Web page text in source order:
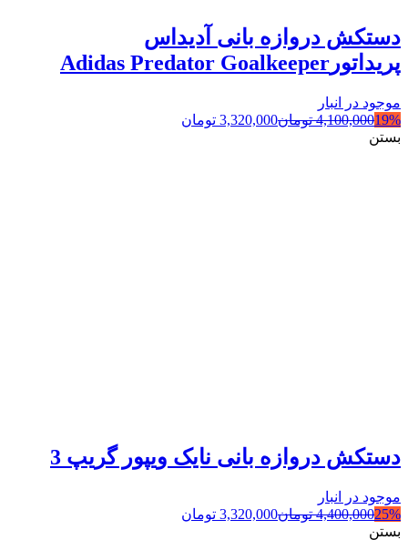
دستکش دروازه بانی آدیداس
پریداتورAdidas Predator Goalkeeper
موجود در انبار
19%
4,100,000 تومان3,320,000 تومان
بستن
دستکش دروازه بانی نایک ویپور گریپ 3
موجود در انبار
25%
4,400,000 تومان3,320,000 تومان
بستن